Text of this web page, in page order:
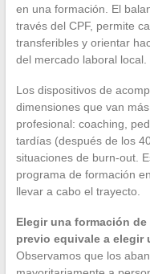
en una formación. El
través del CPF, permite
transferibles y orientar
del mercado laboral local.
Los dispositivos de
dimensiones que van
profesional: coaching,
tardías (después de los
situaciones de burn-out.
programa de formación
llevar a cabo el trayecto.
Elegir una formación
previo equivale a
Observamos que los